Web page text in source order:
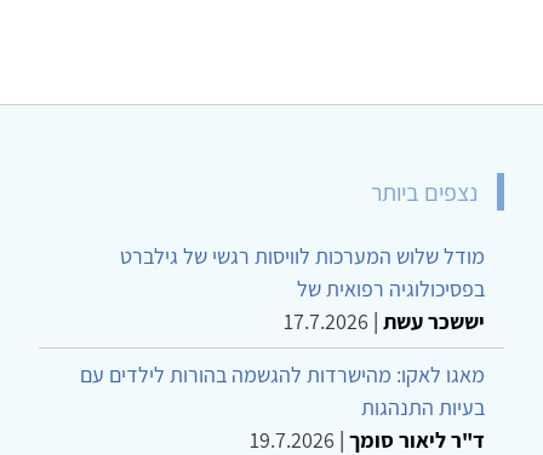
נצפים ביותר
מודל שלוש המערכות לוויסות רגשי של גילברט
בפסיכולוגיה רפואית של
יששכר עשת |
17.7.2026
מאגו לאקו: מהישרדות להגשמה בהורות לילדים עם
בעיות התנהגות
ד"ר ליאור סומך |
19.7.2026